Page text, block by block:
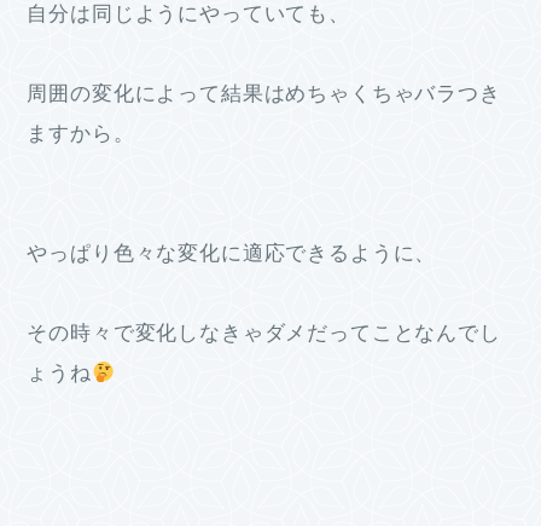
自分は同じようにやっていても、
周囲の変化によって結果はめちゃくちゃバラつき
ますから。
やっぱり色々な変化に適応できるように、
その時々で変化しなきゃダメだってことなんでし
ょうね